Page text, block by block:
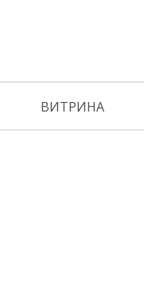
ВИТРИНА